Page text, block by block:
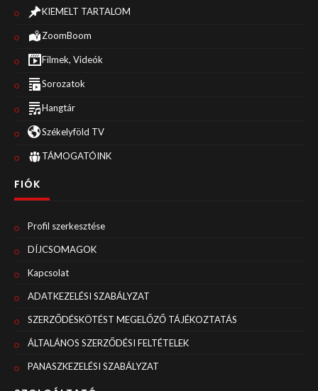
KIEMELT TARTALOM
ZoomBoom
Filmek, Videók
Sorozatok
Hangtár
Székelyföld TV
TÁMOGATÓINK
FIÓK
Profil szerkesztése
DÍJCSOMAGOK
Kapcsolat
ADATKEZELÉSI SZABÁLYZAT
SZERZŐDÉSKÖTÉST MEGELŐZŐ TÁJÉKOZTATÁS
ÁLTALÁNOS SZERZŐDÉSI FELTÉTELEK
PANASZKEZELÉSI SZABÁLYZAT